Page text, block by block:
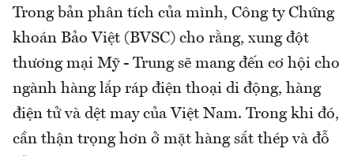
Trong bản phân tích của mình, Công ty Chứng
khoán Bảo Việt (BVSC) cho rằng, xung đột
thương mại Mỹ - Trung sẽ mang đến cơ hội cho
ngành hàng lắp ráp điện thoại di động, hàng
điện tử và dệt may của Việt Nam. Trong khi đó,
cần thận trọng hơn ở mặt hàng sắt thép và đỗ